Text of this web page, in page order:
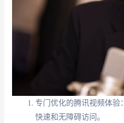
专门优化的腾讯视频体验
快速和无障碍访问。